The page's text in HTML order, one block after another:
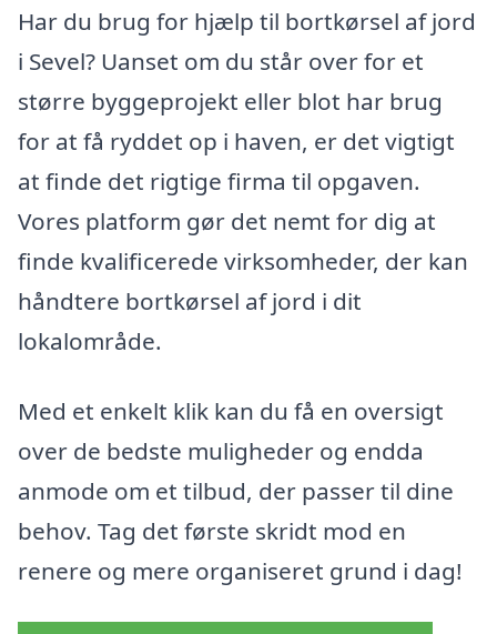
Har du brug for hjælp til bortkørsel af jord
i Sevel? Uanset om du står over for et
større byggeprojekt eller blot har brug
for at få ryddet op i haven, er det vigtigt
at finde det rigtige firma til opgaven.
Vores platform gør det nemt for dig at
finde kvalificerede virksomheder, der kan
håndtere bortkørsel af jord i dit
lokalområde.
Med et enkelt klik kan du få en oversigt
over de bedste muligheder og endda
anmode om et tilbud, der passer til dine
behov. Tag det første skridt mod en
renere og mere organiseret grund i dag!